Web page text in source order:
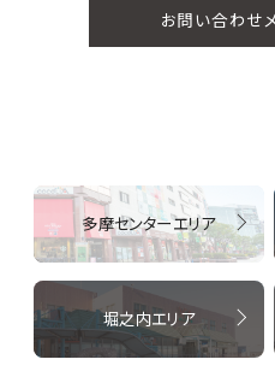
お問い合わせ
多摩センターエリア
堀之内エリア